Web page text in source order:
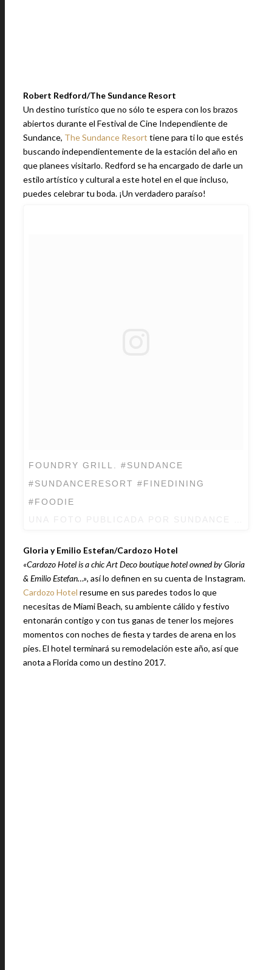
Robert Redford/The Sundance Resort
Un destino turístico que no sólo te espera con los brazos
abiertos durante el Festival de Cine Independiente de
Sundance, The Sundance Resort tiene para ti lo que estés
buscando independientemente de la estación del año en
que planees visitarlo. Redford se ha encargado de darle un
estilo artístico y cultural a este hotel en el que incluso,
puedes celebrar tu boda. ¡Un verdadero paraíso!
FOUNDRY GRILL. #SUNDANCE
#SUNDANCERESORT #FINEDINING
#FOODIE
Gloria y Emilio Estefan/Cardozo Hotel
«Cardozo Hotel is a chic Art Deco boutique hotel owned by Gloria
& Emilio Estefan…», así lo definen en su cuenta de Instagram.
Cardozo Hotel resume en sus paredes todos lo que
necesitas de Miami Beach, su ambiente cálido y festivo
entonarán contigo y con tus ganas de tener los mejores
momentos con noches de fiesta y tardes de arena en los
pies. El hotel terminará su remodelación este año, así que
anota a Florida como un destino 2017.